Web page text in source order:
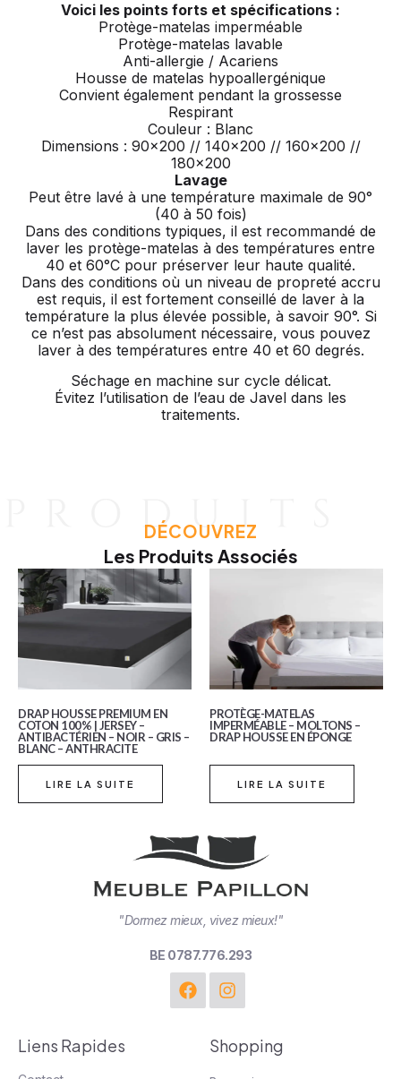
Voici les points forts et spécifications :
Protège-matelas imperméable
Protège-matelas lavable
Anti-allergie / Acariens
Housse de matelas hypoallergénique
Convient également pendant la grossesse
Respirant
Couleur : Blanc
Dimensions : 90×200 // 140×200 // 160×200 //
180×200
Lavage
Peut être lavé à une température maximale de 90°
(40 à 50 fois)
Dans des conditions typiques, il est recommandé de
laver les protège-matelas à des températures entre
40 et 60°C pour préserver leur haute qualité.
Dans des conditions où un niveau de propreté accru
est requis, il est fortement conseillé de laver à la
température la plus élevée possible, à savoir 90°. Si
ce n’est pas absolument nécessaire, vous pouvez
laver à des températures entre 40 et 60 degrés.
Séchage en machine sur cycle délicat.
Évitez l’utilisation de l’eau de Javel dans les
traitements.
DÉCOUVREZ
Les Produits Associés
DRAP HOUSSE PREMIUM EN
COTON 100% | JERSEY –
ANTIBACTÉRIEN – NOIR – GRIS –
BLANC – ANTHRACITE
LIRE LA SUITE
PROTÈGE-MATELAS
IMPERMÉABLE – MOLTONS –
DRAP HOUSSE EN ÉPONGE
LIRE LA SUITE
"Dormez mieux, vivez mieux!"
BE 0787.776.293
Liens Rapides Shopping